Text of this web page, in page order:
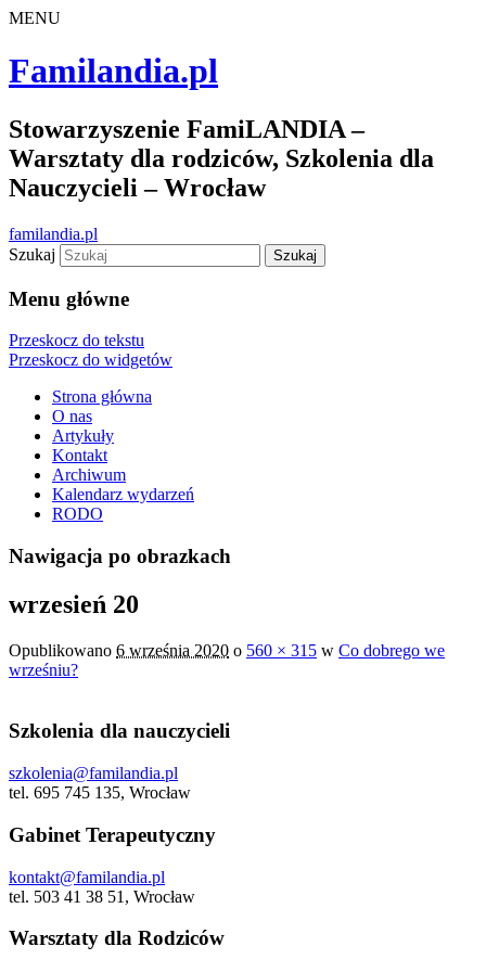
MENU
Familandia.pl
Stowarzyszenie FamiLANDIA –
Warsztaty dla rodziców, Szkolenia dla
Nauczycieli – Wrocław
familandia.pl
Szukaj
Menu główne
Przeskocz do tekstu
Przeskocz do widgetów
Strona główna
O nas
Artykuły
Kontakt
Archiwum
Kalendarz wydarzeń
RODO
Nawigacja po obrazkach
wrzesień 20
Opublikowano 6 września 2020 o 560 × 315 w Co dobrego we
wrześniu?
Szkolenia dla nauczycieli
szkolenia@familandia.pl
tel. 695 745 135, Wrocław
Gabinet Terapeutyczny
kontakt@familandia.pl
tel. 503 41 38 51, Wrocław
Warsztaty dla Rodziców